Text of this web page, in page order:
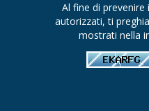
Al fine di
autorizzati, ti
mostrati nella